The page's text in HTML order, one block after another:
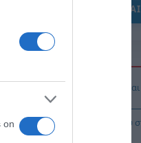
on
ΓΙΑ ΤΟ
Πώς θα αποκτήσεις λαμπερό
καλοκαίρι
Ασημένιο μετάλλιο η Ρούσσου
Παγκόσμιο Κ20